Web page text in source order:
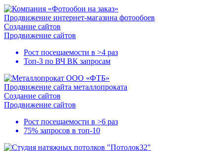
Продвижение интернет-магазина фотообоев
Создание сайтов
Продвижение сайтов
Рост посещаемости в >4 раз
Топ-3 по ВЧ ВК запросам
Продвижение сайта металлопроката
Создание сайтов
Продвижение сайтов
Рост посещаемости в >6 раз
75% запросов в топ-10